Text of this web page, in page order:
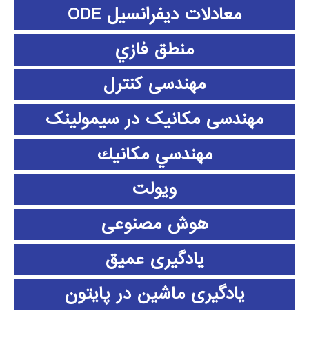
معادلات دیفرانسیل ODE
منطق فازي
مهندسی کنترل
مهندسی مکانیک در سیمولینک
مهندسي مكانيك
ویولت
هوش مصنوعی
یادگیری عمیق
یادگیری ماشین در پایتون